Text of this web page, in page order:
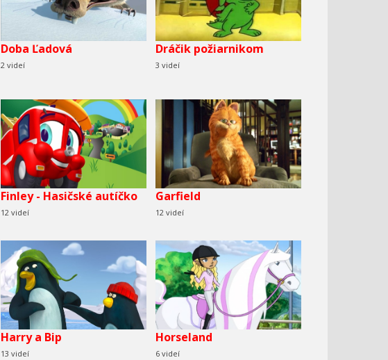
Doba Ľadová
2 videí
Dráčik požiarnikom
3 videí
Finley - Hasičské autíčko
12 videí
Garfield
12 videí
Harry a Bip
13 videí
Horseland
6 videí